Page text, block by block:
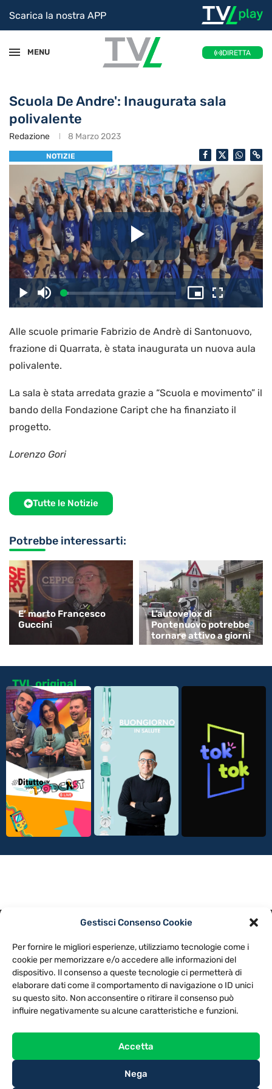
Gestisci Consenso Cookie
Per fornire le migliori esperienze, utilizziamo tecnologie come i
cookie per memorizzare e/o accedere alle informazioni del
dispositivo. Il consenso a queste tecnologie ci permetterà di
elaborare dati come il comportamento di navigazione o ID unici
su questo sito. Non acconsentire o ritirare il consenso può
influire negativamente su alcune caratteristiche e funzioni.
Accetta
Nega
Scarica la nostra APP
MENU DIRETTA
Scuola De Andre': Inaugurata sala
polivalente
Redazione 8 Marzo 2023
NOTIZIE
il
video
PlayDisattiva
l’audio
Caricato:
4.54%
Picture-
in-
Schermo
intero
Alle scuole primarie Fabrizio de Andrè di Santonuovo,
frazione di Quarrata, è stata inaugurata un nuova aula
polivalente.
La sala è stata arredata grazie a “Scuola e movimento” il
bando della Fondazione Caript che ha finanziato il
progetto.
Lorenzo Gori
Tutte le Notizie
Potrebbe interessarti:
E’ morto Francesco
Guccini
L’autovelox di
Pontenuovo potrebbe
tornare attivo a giorni
TVL original
NOTE LEGALI
CONTATTACI PREFERENZE
TV LIBERA S.P.A.
Via Monteleonese 95/21 – 51100 Pistoia (PT)
Tel. 0573.9136 / Fax 0573.913615